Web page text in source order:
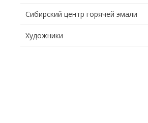
Сибирский центр горячей эмали
Художники